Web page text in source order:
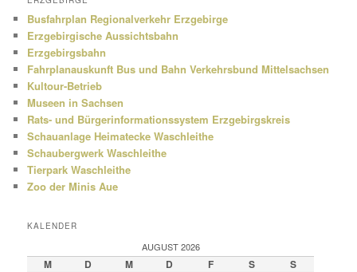
Busfahrplan Regionalverkehr Erzgebirge
Erzgebirgische Aussichtsbahn
Erzgebirgsbahn
Fahrplanauskunft Bus und Bahn Verkehrsbund Mittelsachsen
Kultour-Betrieb
Museen in Sachsen
Rats- und Bürgerinformationssystem Erzgebirgskreis
Schauanlage Heimatecke Waschleithe
Schaubergwerk Waschleithe
Tierpark Waschleithe
Zoo der Minis Aue
KALENDER
AUGUST 2026
M D M D F S S